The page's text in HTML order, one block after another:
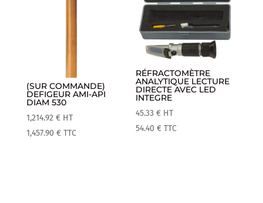
(SUR COMMANDE)
DEFIGEUR AMI-API
DIAM 530
1,214.92 € HT
1,457.90 € TTC
RÉFRACTOMÈTRE
ANALYTIQUE LECTURE
DIRECTE AVEC LED
INTEGRE
45.33€ HT
54.40€ TTC